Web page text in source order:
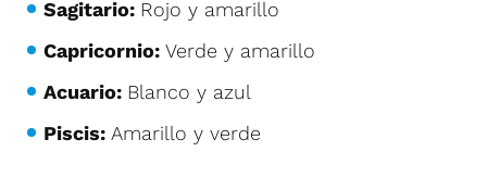
Sagitario: Rojo y amarillo
Capricornio: Verde y amarillo
Acuario: Blanco y azul
Piscis: Amarillo y verde